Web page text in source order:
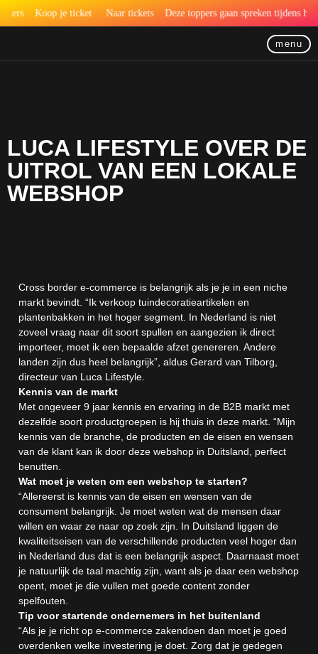
Koop je ticket Naar tickets Deze toppers gaan spreken tijdens het
menu
LUCA LIFESTYLE OVER DE
UITROL VAN EEN LOKALE
WEBSHOP
Cross border e-commerce is belangrijk als je je in een niche
markt bevindt. “Ik verkoop tuindecoratieartikelen en
plantenbakken in het hoger segment. In Nederland is niet
zoveel vraag naar dit soort spullen en aangezien ik direct
importeer, moet ik een bepaalde afzet genereren. Andere
landen zijn dus heel belangrijk”, aldus Gerard van Tilborg,
directeur van Luca Lifestyle.
Kennis van de markt
Met ongeveer 9 jaar kennis en ervaring in de B2B markt met
dezelfde soort productgroepen is hij thuis in deze markt. “Mijn
kennis van de branche, de producten en de eisen en wensen
van de klant kan ik door deze webshop in Duitsland, perfect
benutten.
Wat moet je weten om een webshop te starten?
“Allereerst is kennis van de eisen en wensen van de
consument belangrijk. Je moet weten wat de mensen daar
willen en waar ze naar op zoek zijn. In Duitsland liggen de
kwaliteitseisen van de verschillende producten veel hoger dan
in Nederland dus dat is een belangrijk aspect. Daarnaast moet
je natuurlijk de taal machtig zijn, want als je daar een webshop
opent, moet je die vullen met goede content zonder
spelfouten.
Tip voor startende ondernemers in het buitenland
“Als je je richt op e-commerce zakendoen dan moet je goed
overdenken welke investering je doet. Zorg dat je gedegen